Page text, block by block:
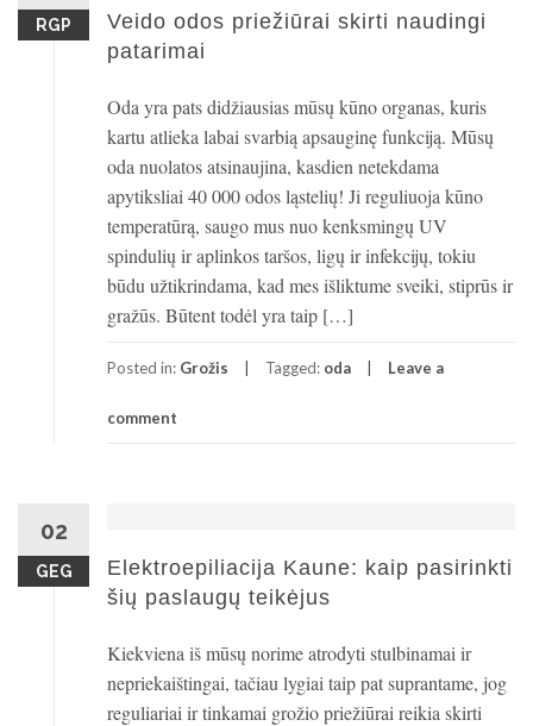
RGP
Veido odos priežiūrai skirti naudingi
patarimai
Oda yra pats didžiausias mūsų kūno organas, kuris
kartu atlieka labai svarbią apsauginę funkciją. Mūsų
oda nuolatos atsinaujina, kasdien netekdama
apytiksliai 40 000 odos ląstelių! Ji reguliuoja kūno
temperatūrą, saugo mus nuo kenksmingų UV
spindulių ir aplinkos taršos, ligų ir infekcijų, tokiu
būdu užtikrindama, kad mes išliktume sveiki, stiprūs ir
gražūs. Būtent todėl yra taip […]
Posted in: Grožis Tagged: oda Leave a
comment
02
GEG
Elektroepiliacija Kaune: kaip pasirinkti
šių paslaugų teikėjus
Kiekviena iš mūsų norime atrodyti stulbinamai ir
nepriekaištingai, tačiau lygiai taip pat suprantame, jog
reguliariai ir tinkamai grožio priežiūrai reikia skirti